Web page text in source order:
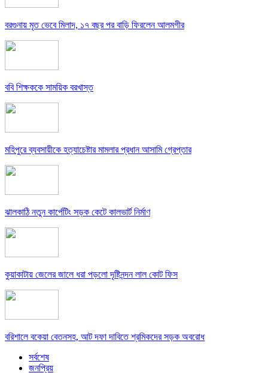
বরগুনায় মৃত ভেবে মিলাদ, ১৭ বছর পর বাড়ি ফিরলেন আলমগীর
ববি শিক্ষককে সাময়িক বরখাস্ত
মহিপুরে ব্যবসায়ীকে হত্যাচেষ্টার মামলার প্রধান আসামি গ্রেপ্তার
ঝালকাঠি নতুন কার্পেটিং সড়ক কেটে কালভার্ট নির্মাণ
কুয়াকাটায় জেলের জালে ধরা পড়লো দৃষ্টিনন্দন লাল কোট ফিস
বরিশালে বকেয়া বেতনসহ, আট দফা দাবিতে শ্রমিকদের সড়ক অবরোধ
সর্বশেষ
জনপ্রিয়